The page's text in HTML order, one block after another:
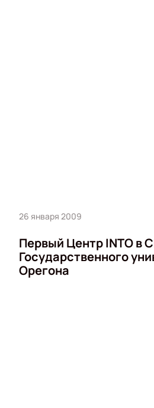
26 января 2009
Первый Центр INTO в
Государственного
Орегона